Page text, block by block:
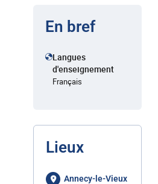
En bref
Langues
d'enseignement
Français
Lieux
Annecy-le-Vieux